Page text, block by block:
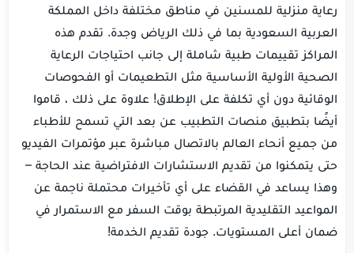
رعاية منزلية للمسنين في مناطق مختلفة داخل المملكة
العربية السعودية بما في ذلك الرياض وجدة. تقدم هذه
المراكز تقييمات طبية شاملة إلى جانب احتياجات الرعاية
الصحية الأولية الأساسية مثل التطعيمات أو الفحوصات
الوقائية دون أي تكلفة على الإطلاق! علاوة على ذلك ، قاموا
أيضًا بتطبيق منصات التطبيب عن بعد التي تسمح للأطباء
من جميع أنحاء العالم بالاتصال مباشرة عبر مؤتمرات الفيديو
حتى يتمكنوا من تقديم الاستشارات الافتراضية عند الحاجة –
وهذا يساعد في القضاء على أي تأخيرات محتملة ناجمة عن
المواعيد التقليدية المرتبطة بوقت السفر مع الاستمرار في
ضمان أعلى المستويات. جودة تقديم الخدمة!